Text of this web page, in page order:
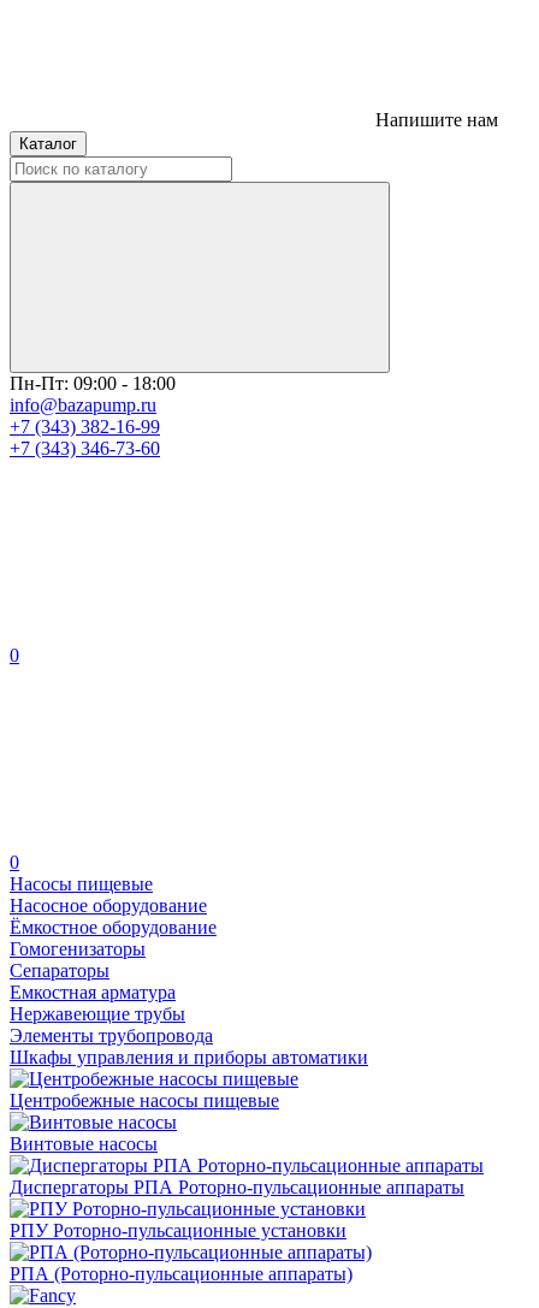
Напишите нам
Каталог
Пн-Пт: 09:00 - 18:00
info@bazapump.ru
+7 (343) 382-16-99
+7 (343) 346-73-‬60
0
0
Насосы пищевые
Насосное оборудование
Ёмкостное оборудование
Гомогенизаторы
Сепараторы
Емкостная арматура
Нержавеющие трубы
Элементы трубопровода
Шкафы управления и приборы автоматики
Центробежные насосы пищевые
Винтовые насосы
Диспергаторы РПА Роторно-пульсационные аппараты
РПУ Роторно-пульсационные установки
РПА (Роторно-пульсационные аппараты)